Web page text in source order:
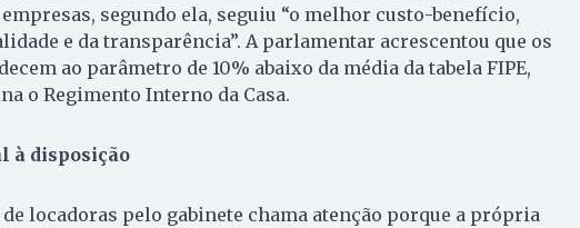
segundo ela, seguiu “o melhor custo-benefício,
e da transparência”. A parlamentar acrescentou que os
ao parâmetro de 10% abaixo da média da tabela FIPE,
o Regimento Interno da Casa.
à disposição
locadoras pelo gabinete chama atenção porque a própria